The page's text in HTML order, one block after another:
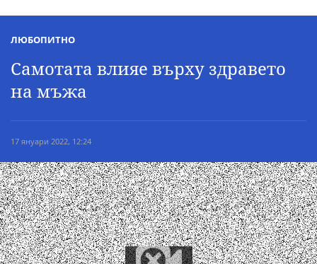
ЛЮБОПИТНО
Самотата влияе върху здравето
на мъжа
17 януари 2022, 12:24